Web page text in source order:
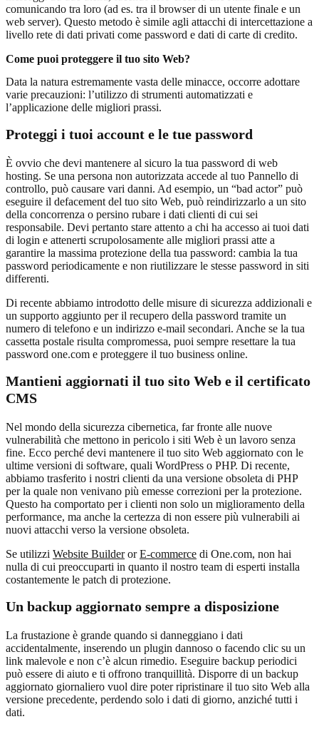
comunicando tra loro (ad es. tra il browser di un utente finale e un
web server). Questo metodo è simile agli attacchi di intercettazione a
livello rete di dati privati come password e dati di carte di credito.
Come puoi proteggere il tuo sito Web?
Data la natura estremamente vasta delle minacce, occorre adottare
varie precauzioni: l’utilizzo di strumenti automatizzati e
l’applicazione delle migliori prassi.
Proteggi i tuoi account e le tue password
È ovvio che devi mantenere al sicuro la tua password di web
hosting. Se una persona non autorizzata accede al tuo Pannello di
controllo, può causare vari danni. Ad esempio, un “bad actor” può
eseguire il defacement del tuo sito Web, può reindirizzarlo a un sito
della concorrenza o persino rubare i dati clienti di cui sei
responsabile. Devi pertanto stare attento a chi ha accesso ai tuoi dati
di login e attenerti scrupolosamente alle migliori prassi atte a
garantire la massima protezione della tua password: cambia la tua
password periodicamente e non riutilizzare le stesse password in siti
differenti.
Di recente abbiamo introdotto delle misure di sicurezza addizionali e
un supporto aggiunto per il recupero della password tramite un
numero di telefono e un indirizzo e-mail secondari. Anche se la tua
cassetta postale risulta compromessa, puoi sempre resettare la tua
password one.com e proteggere il tuo business online.
Mantieni aggiornati il tuo sito Web e il certificato
CMS
Nel mondo della sicurezza cibernetica, far fronte alle nuove
vulnerabilità che mettono in pericolo i siti Web è un lavoro senza
fine. Ecco perché devi mantenere il tuo sito Web aggiornato con le
ultime versioni di software, quali WordPress o PHP. Di recente,
abbiamo trasferito i nostri clienti da una versione obsoleta di PHP
per la quale non venivano più emesse correzioni per la protezione.
Questo ha comportato per i clienti non solo un miglioramento della
performance, ma anche la certezza di non essere più vulnerabili ai
nuovi attacchi verso la versione obsoleta.
Se utilizzi Website BuilderorE-commerce di One.com, non hai
nulla di cui preoccuparti in quanto il nostro team di esperti installa
costantemente le patch di protezione.
Un backup aggiornato sempre a disposizione
La frustazione è grande quando si danneggiano i dati
accidentalmente, inserendo un plugin dannoso o facendo clic su un
link malevole e non c’è alcun rimedio. Eseguire backup periodici
può essere di aiuto e ti offrono tranquillità. Disporre di un backup
aggiornato giornaliero vuol dire poter ripristinare il tuo sito Web alla
versione precedente, perdendo solo i dati di giorno, anziché tutti i
dati.